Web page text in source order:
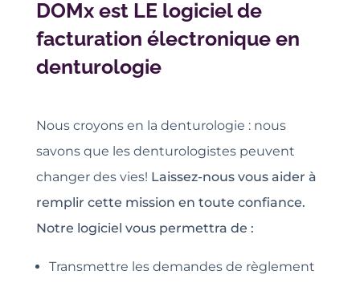
DOMx est LE logiciel de
facturation électronique en
denturologie
Nous croyons en la denturologie : nous
savons que les denturologistes peuvent
changer des vies! Laissez-nous vous aider à
remplir cette mission en toute confiance.
Notre logiciel vous permettra de :
Transmettre les demandes de règlement